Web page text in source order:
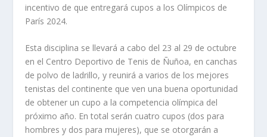
incentivo de que entregará cupos a los Olímpicos de
París 2024.
Esta disciplina se llevará a cabo del 23 al 29 de octubre
en el Centro Deportivo de Tenis de Ñuñoa, en canchas
de polvo de ladrillo, y reunirá a varios de los mejores
tenistas del continente que ven una buena oportunidad
de obtener un cupo a la competencia olímpica del
próximo año. En total serán cuatro cupos (dos para
hombres y dos para mujeres), que se otorgarán a